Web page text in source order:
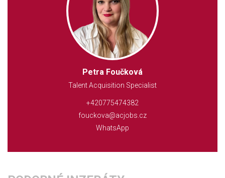
Petra Foučková
Talent Acquisition Specialist
+420775474382
fouckova@acjobs.cz
WhatsApp